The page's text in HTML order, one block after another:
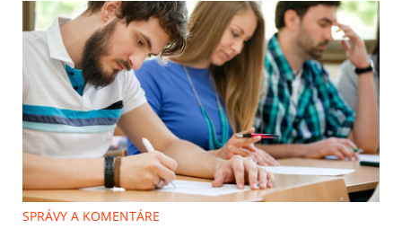
SPRÁVY A KOMENTÁRE